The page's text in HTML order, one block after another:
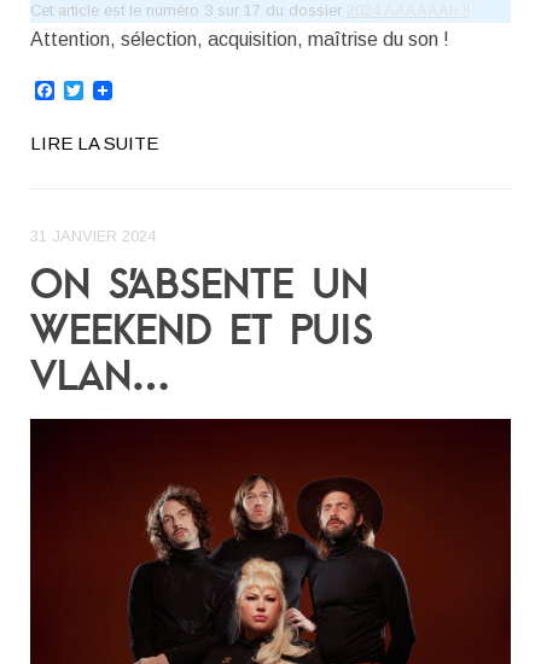
Cet article est le numéro 3 sur 17 du dossier 2024 AAAAAAh !!
Attention, sélection, acquisition, maîtrise du son !
Facebook
Twitter
LIRE LA SUITE
31 JANVIER 2024
ON S’ABSENTE UN
WEEKEND ET PUIS
VLAN…